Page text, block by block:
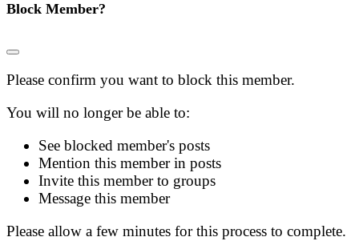
Block Member?
Please confirm you want to block this member.
You will no longer be able to:
See blocked member's posts
Mention this member in posts
Invite this member to groups
Message this member
Please allow a few minutes for this process to complete.